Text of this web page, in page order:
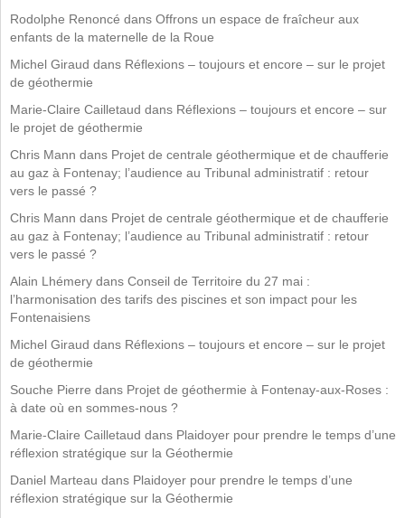
Rodolphe Renoncé dans Offrons un espace de fraîcheur aux
enfants de la maternelle de la Roue
Michel Giraud dans Réflexions – toujours et encore – sur le projet
de géothermie
Marie-Claire Cailletaud dans Réflexions – toujours et encore – sur
le projet de géothermie
Chris Mann dans Projet de centrale géothermique et de chaufferie
au gaz à Fontenay; l’audience au Tribunal administratif : retour
vers le passé ?
Chris Mann dans Projet de centrale géothermique et de chaufferie
au gaz à Fontenay; l’audience au Tribunal administratif : retour
vers le passé ?
Alain Lhémery dans Conseil de Territoire du 27 mai :
l’harmonisation des tarifs des piscines et son impact pour les
Fontenaisiens
Michel Giraud dans Réflexions – toujours et encore – sur le projet
de géothermie
Souche Pierre dans Projet de géothermie à Fontenay-aux-Roses :
à date où en sommes-nous ?
Marie-Claire Cailletaud dans Plaidoyer pour prendre le temps d’une
réflexion stratégique sur la Géothermie
Daniel Marteau dans Plaidoyer pour prendre le temps d’une
réflexion stratégique sur la Géothermie